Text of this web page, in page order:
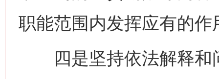
职能范围内发挥应有的作
四是坚持依法解释和